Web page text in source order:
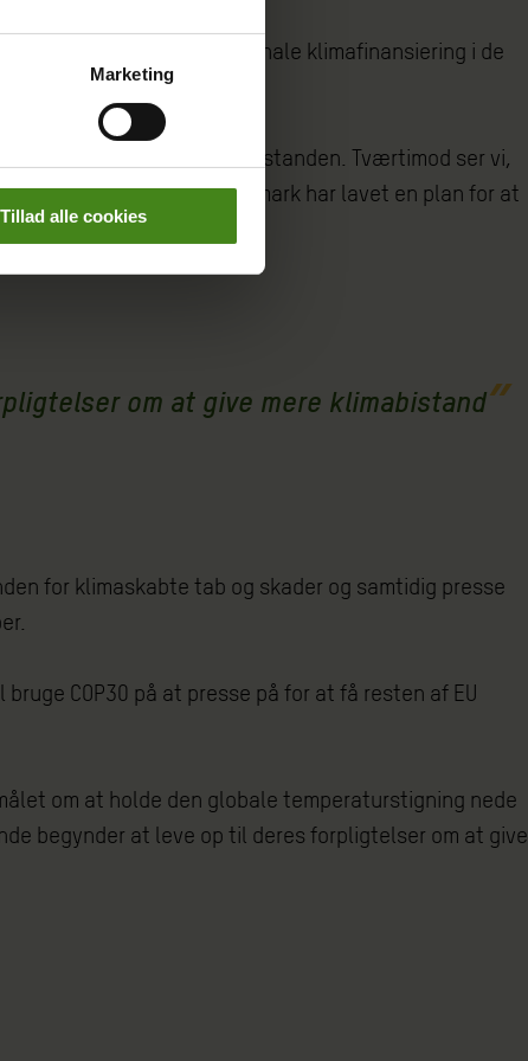
Marketing
Tillad alle cookies
i den samlede internationale klimafinansiering i de
om at skrue op for klimabistanden. Tværtimod ser vi,
tilføjer, at selv ikke Danmark har lavet en plan for at
om at give mere klimabistand
for klimaskabte tab og skader og samtidig presse
COP30 på at presse på for at få resten af EU
om at holde den globale temperaturstigning nede
begynder at leve op til deres forpligtelser om at give